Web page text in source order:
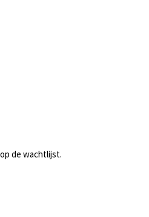
de wachtlijst.